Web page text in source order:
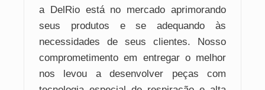
a DelRio está no mercado aprimorando
seus produtos e se adequando às
necessidades de seus clientes. Nosso
comprometimento em entregar o melhor
nos levou a desenvolver peças com